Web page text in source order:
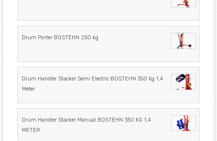
Drum Porter BOSTEHN 250 kg
Drum Handler Stacker Semi Electric BOSTEHN 350 Kg 1,4
Meter
Drum Handler Stacker Manual BOSTEHN 350 KG 1,4
METER